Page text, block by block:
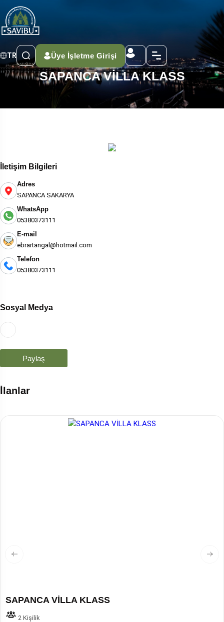
TR Üye İşletme Girişi
SAPANCA VİLLA KLASS
İletişim Bilgileri
Adres
SAPANCA SAKARYA
WhatsApp
05380373111
E-mail
ebrartangal@hotmail.com
Telefon
05380373111
Sosyal Medya
Paylaş
İlanlar
SAPANCA VİLLA KLASS
2 Kişilik